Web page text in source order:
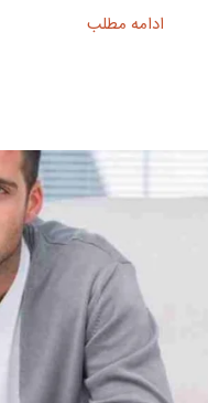
ادامه مطلب